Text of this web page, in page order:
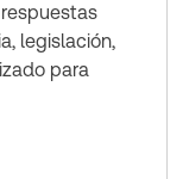
legislación,
para